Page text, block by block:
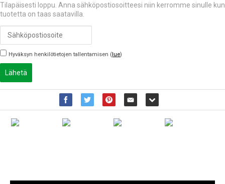
Tilapäisesti loppu. Anna sähköpostiosoitteesi niin kerromme sinulle kun
tuotetta on taas saatavilla.
Hyväksyn henkilötietojen tallentamisen (lue)
Lähetä